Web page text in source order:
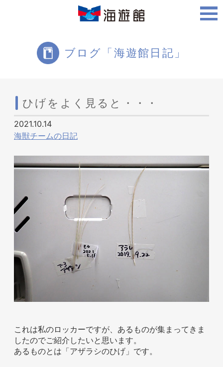
ブログ「海遊館日記」
ひげをよく見ると・・・
2021.10.14
海獣チームの日記
これは私のロッカーですが、あるものが集まってきま
したのでご紹介したいと思います。
あるものとは「アザラシのひげ」です。
生きものを知る
周辺スポット
ホテル事業者様